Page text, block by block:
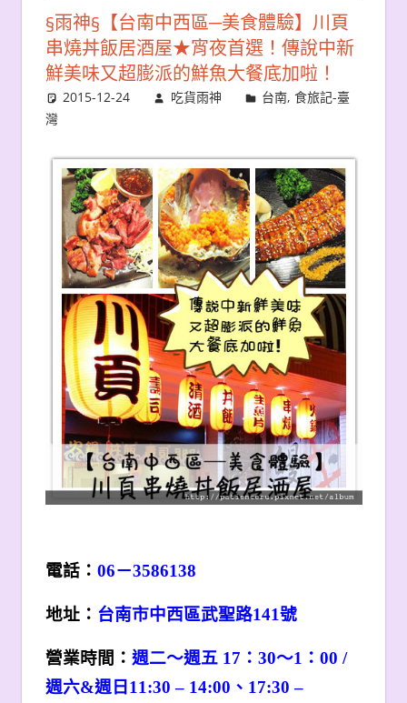
§雨神§【台南中西區─美食體驗】川頁
串燒丼飯居酒屋★宵夜首選！傳說中新
鮮美味又超膨派的鮮魚大餐底加啦！
2015-12-24 吃貨雨神 台南,食旅記-臺
灣
電話： 06－3586138
地址： 台南市中西區武聖路141號
營業時間： 週二～週五 17：30～1：00 /
週六&週日11:30 – 14:00、17:30 –